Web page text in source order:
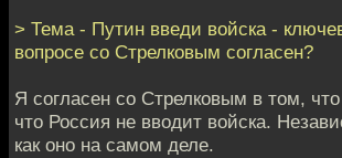
> Тема - Путин введи войска -
вопросе со Стрелковым согласен?
Я согласен со Стрелковым в том, что
что Россия не вводит войска.
как оно на самом деле.